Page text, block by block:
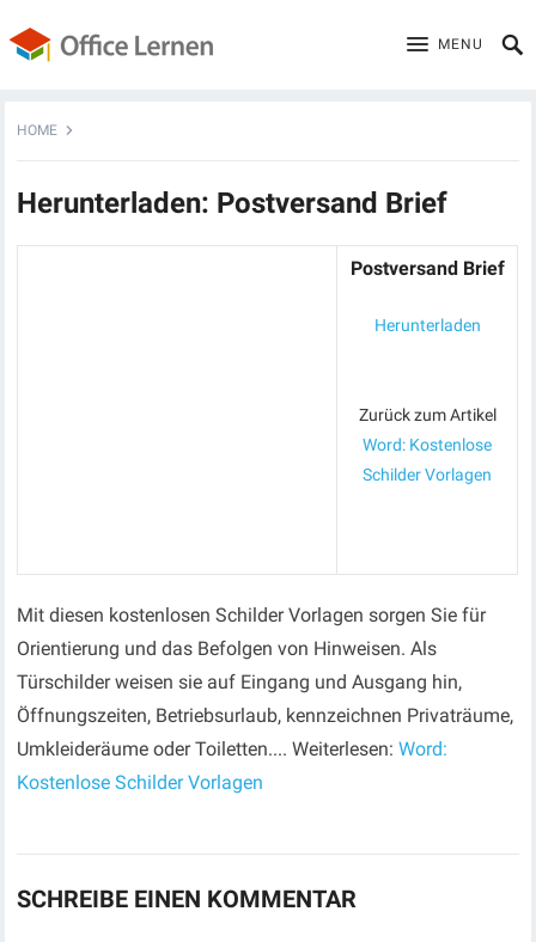
MENU
HOME
Herunterladen: Postversand Brief
Postversand Brief
Herunterladen
Zurück zum Artikel
Word: Kostenlose
Schilder Vorlagen
Mit diesen kostenlosen Schilder Vorlagen sorgen Sie für
Orientierung und das Befolgen von Hinweisen. Als
Türschilder weisen sie auf Eingang und Ausgang hin,
Öffnungszeiten, Betriebsurlaub, kennzeichnen Privaträume,
Umkleideräume oder Toiletten.... Weiterlesen:Word:
Kostenlose Schilder Vorlagen
SCHREIBE EINEN KOMMENTAR